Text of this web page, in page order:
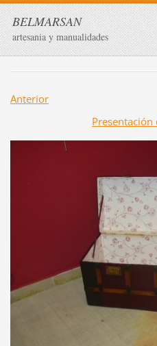
BELMARSAN
artesania y manualidades
Anterior
Presentación